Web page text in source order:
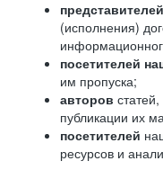
(исполнения)
посетителей
им пропуска;
авторов
публикации их
посетителей
ресурсов и